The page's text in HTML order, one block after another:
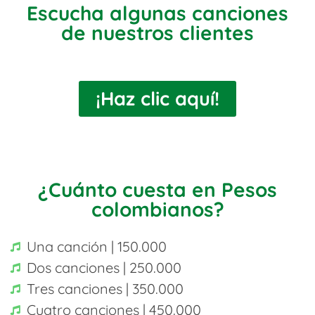
Escucha algunas canciones
de nuestros clientes
¡Haz clic aquí!
¿Cuánto cuesta en Pesos
colombianos?
Una canción | 150.000
Dos canciones | 250.000
Tres canciones | 350.000
Cuatro canciones | 450.000